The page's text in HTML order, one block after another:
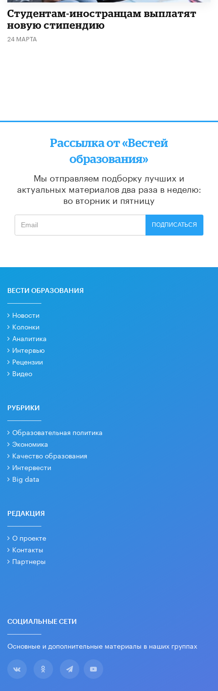
Студентам-иностранцам выплатят
новую стипендию
24 МАРТА
Рассылка от «Вестей
образования»
Мы отправляем подборку лучших и
актуальных материалов два раза в неделю:
во вторник и пятницу
ПОДПИСАТЬСЯ
ВЕСТИ ОБРАЗОВАНИЯ
Новости
Колонки
Аналитика
Интервью
Рецензии
Видео
РУБРИКИ
Образовательная политика
Экономика
Качество образования
Интервести
Big data
РЕДАКЦИЯ
О проекте
Контакты
Партнеры
СОЦИАЛЬНЫЕ СЕТИ
Основные и дополнительные материалы в наших группах